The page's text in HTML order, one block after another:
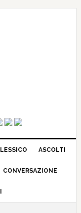
LESSICO ASCOLTI
CONVERSAZIONE